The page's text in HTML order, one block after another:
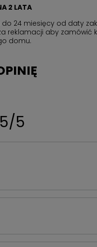
2 LATA
24 miesięcy od daty
reklamacji aby zamówić
domu.
5/5